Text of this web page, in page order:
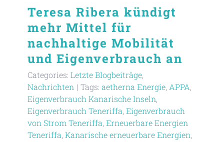
Teresa Ribera kündigt
mehr Mittel für
nachhaltige Mobilität
und Eigenverbrauch an
Categories: Letzte Blogbeiträge,
Nachrichten | Tags: aetherna Energie, APPA,
Eigenverbrauch Kanarische Inseln,
Eigenverbrauch Teneriffa, Eigenverbrauch
von Strom Teneriffa, Erneuerbare Energien
Teneriffa, Kanarische erneuerbare Energien,